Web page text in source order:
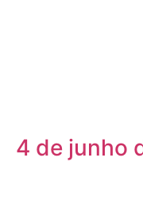
4 de junho